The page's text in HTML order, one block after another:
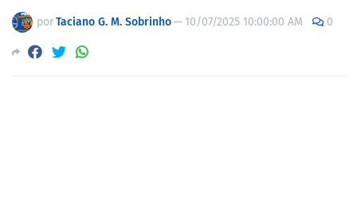
porTaciano G. M. Sobrinho— 10/07/2025 10:00:00 AM 0